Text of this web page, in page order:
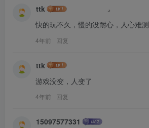
ttk
快的玩不久，慢的没耐心，人心难测
4年前 回复
ttk
游戏没变，人变了
4年前 回复
15097577331